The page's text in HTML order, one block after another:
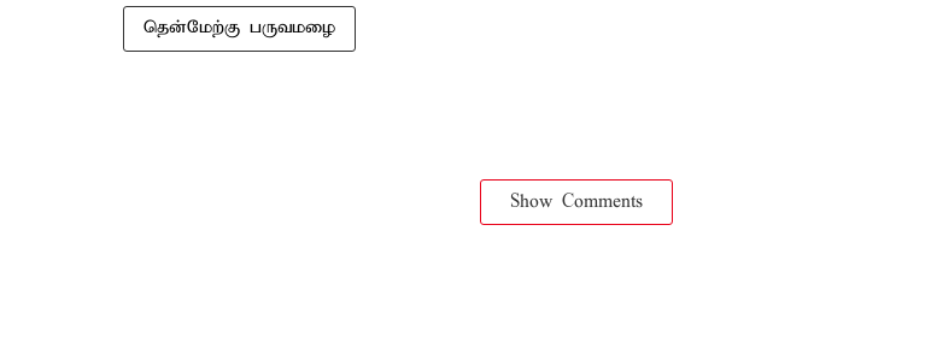
தென்மேற்கு பருவமழை
Show Comments